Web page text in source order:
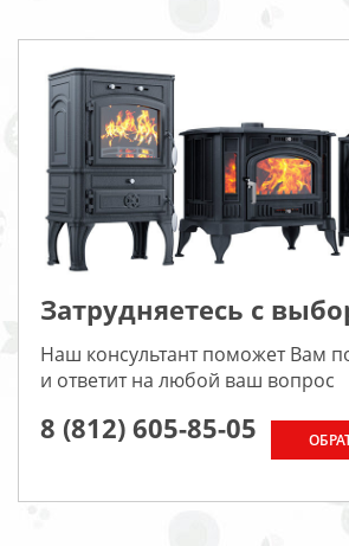
Затрудняетесь с
Наш консультант поможет Вам
и ответит на любой ваш вопрос
8 (812) 605-85-05